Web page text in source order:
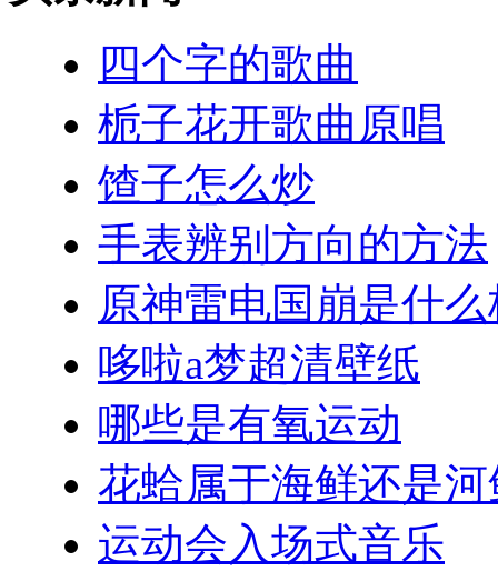
四个字的歌曲
栀子花开歌曲原唱
馇子怎么炒
手表辨别方向的方法
原神雷电国崩是什么
哆啦a梦超清壁纸
哪些是有氧运动
花蛤属于海鲜还是河
运动会入场式音乐